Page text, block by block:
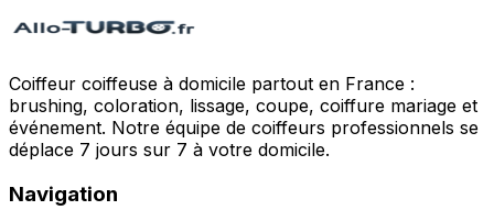
Coiffeur coiffeuse à domicile partout en France :
brushing, coloration, lissage, coupe, coiffure mariage et
événement. Notre équipe de coiffeurs professionnels se
déplace 7 jours sur 7 à votre domicile.
Navigation